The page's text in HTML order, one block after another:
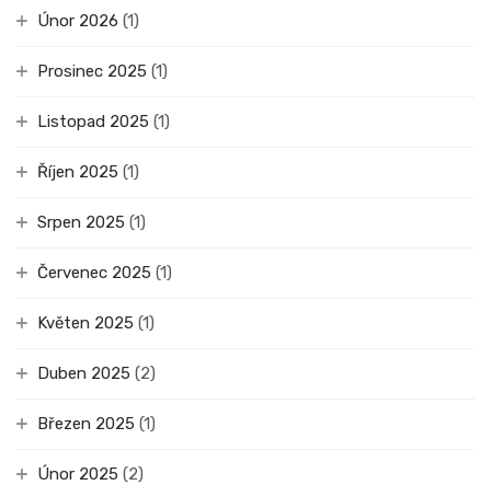
Únor 2026 (1)
Prosinec 2025 (1)
Listopad 2025 (1)
Říjen 2025 (1)
Srpen 2025 (1)
Červenec 2025 (1)
Květen 2025 (1)
Duben 2025 (2)
Březen 2025 (1)
Únor 2025 (2)